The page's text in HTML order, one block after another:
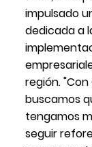
impulsado
dedicada a
región.
buscamos
tengamos
seguir